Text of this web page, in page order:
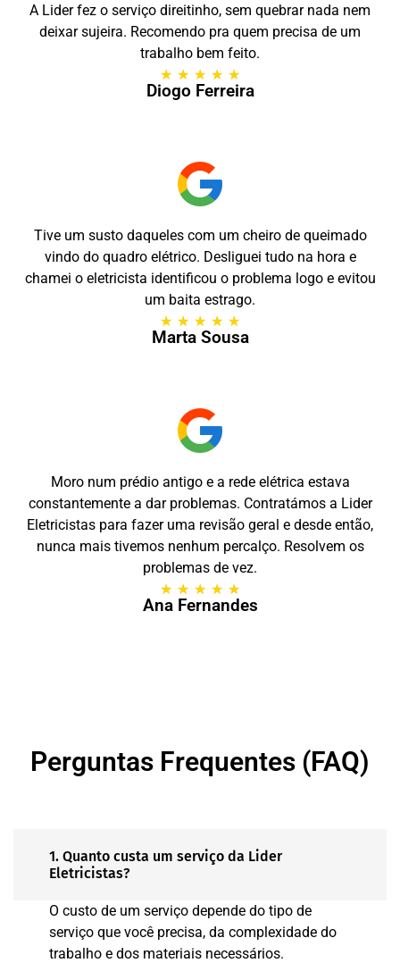
A Lider fez o serviço direitinho, sem quebrar nada nem
deixar sujeira. Recomendo pra quem precisa de um
trabalho bem feito.
★ ★ ★ ★ ★
Diogo Ferreira
Tive um susto daqueles com um cheiro de queimado
vindo do quadro elétrico. Desliguei tudo na hora e
chamei o eletricista identificou o problema logo e evitou
um baita estrago.
★ ★ ★ ★ ★
Marta Sousa
Moro num prédio antigo e a rede elétrica estava
constantemente a dar problemas. Contratámos a Lider
Eletricistas para fazer uma revisão geral e desde então,
nunca mais tivemos nenhum percalço. Resolvem os
problemas de vez.
★ ★ ★ ★ ★
Ana Fernandes
Perguntas Frequentes (FAQ)
1. Quanto custa um serviço da Lider
Eletricistas?
O custo de um serviço depende do tipo de
serviço que você precisa, da complexidade do
trabalho e dos materiais necessários.